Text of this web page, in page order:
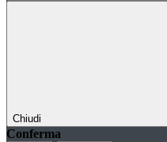
Chiudi
Conferma